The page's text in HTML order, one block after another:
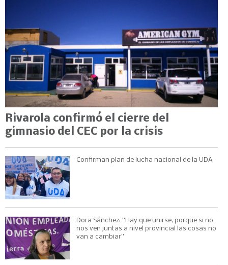
Rivarola confirmó el cierre del
gimnasio del CEC por la crisis
Confirman plan de lucha nacional de la UDA
Dora Sánchez: “Hay que unirse, porque si no
nos ven juntas a nivel provincial las cosas no
van a cambiar”